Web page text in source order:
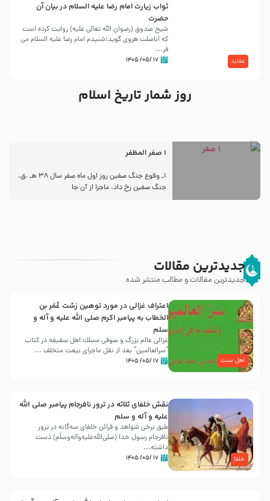
عقاید
ثواب زیارت امام رضا علیه السلام در بیان آن
حضرت
شیخ صدوق (رضوان الله تعالی علیه) روایت کرده است
که اباصلت هروی گوید:شنیدم امام رضا علیه السلام می
فر...
۱۷ /۰۵/ ۱۴۰۵
روز شمار تاریخ اسلام
1 صفر المظفر
1ـ وقوع جنگ صفین روز اول ماه صفر سال 38 هـ .ق.
جنگ صفین رخ داد. ماجرا از آن جا
جدیدترین مقالات
جدیدترین مقالات و مطالب منتشر شده
اهل سنت
اعتراف غزالی در مورد توهین زشت عُمَر بن
الخطاب به پیامبر اکرم صلی الله علیه و آله و
سلم
غزالی عالم بزرگ و صوفی مسلك اهل سقيفه در کتاب
“سرالعالمین” بعد از نقل ماجرای بیعت متخلف ...
۱۷ /۰۵/ ۱۴۰۵
خلفا
نقش خلفای ثلاثه در ترور نافرجام پیامبر صلی الله
علیه و آله و سلم
طبق برخی شواهد و قرائن خلفای سه‌گانه در ترور
نافرجام رسول خدا (صلی‌الله‌علیه‌و‌آله‌وسلّم) دست
داشته‌...
۱۷ /۰۵/ ۱۴۰۵